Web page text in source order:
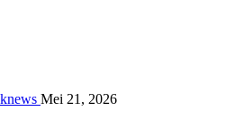
Mei 21, 2026